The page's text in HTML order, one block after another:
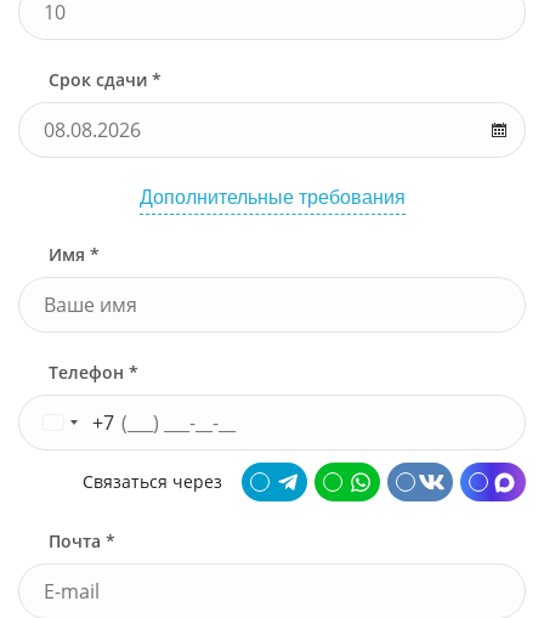
Срок сдачи *
Дополнительные требования
Имя *
Телефон *
+7
Связаться через
Почта *